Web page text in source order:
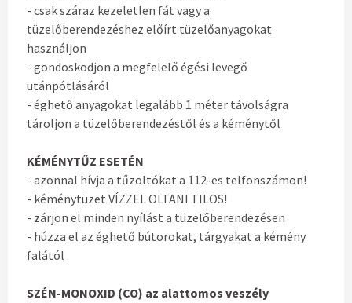
- csak száraz kezeletlen fát vagy a
tüzelőberendezéshez előírt tüzelőanyagokat
használjon
- gondoskodjon a megfelelő égési levegő
utánpótlásáról
- éghető anyagokat legalább 1 méter távolságra
tároljon a tüzelőberendezéstől és a kéménytől
KÉMÉNYTŰZ ESETÉN
- azonnal hívja a tűzoltókat a 112-es telfonszámon!
- kéménytüzet VÍZZEL OLTANI TILOS!
- zárjon el minden nyílást a tüzelőberendezésen
- húzza el az éghető bútorokat, tárgyakat a kémény
falától
SZÉN-MONOXID (CO) az alattomos veszély